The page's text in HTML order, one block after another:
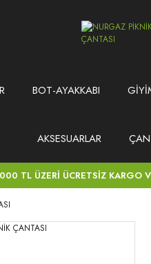
BOT-AYAKKABI
AKSESUARLAR
TL ÜZERİ ÜCRETSİZ KARGO